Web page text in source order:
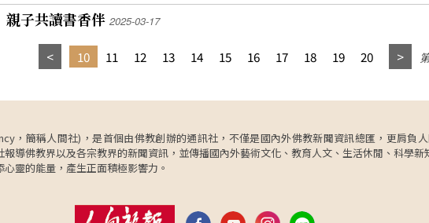
子共讀書香伴 2025-03-17
10 11 12 13 14 15 16 17 18 19 20
，簡稱人間社)，是首個由佛教創辦的通訊社，不僅是國內外佛教新聞資訊總匯，更肩負
導佛教界以及各宗教界的新聞資訊，並傳播國內外藝術文化、教育人文、生活休閒、科學
靈的能量，產生正面積極影響力。